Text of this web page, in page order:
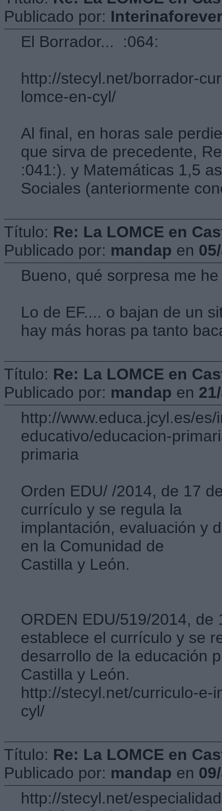
Publicado por: Interinaforever
El Borrador... :064:
http://stecyl.net/borrador-
lomce-en-cyl/
Al final, en horas sale
que sirva de precedente,
:041:). y Matemáticas 1,5
Sociales (anteriormente
Título: Re: La LOMCE en
Publicado por: mandap en
Bueno, qué sorpresa me
Lo de EF.... o bajan de un
hay más horas pa tanto
Título: Re: La LOMCE en
Publicado por: mandap en
http://www.educa.jcyl.es/
educativo/educacion-
primaria
Orden EDU/ /2014, de 17
currículo y se regula la
implantación, evaluación y
en la Comunidad de
Castilla y León.
ORDEN EDU/519/2014,
establece el currículo y se
desarrollo de la educación
Castilla y León.
http://stecyl.net/curriculo-e-
cyl/
Título: Re: La LOMCE en
Publicado por: mandap en
http://stecyl.net/